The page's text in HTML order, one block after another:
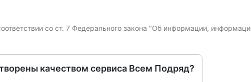
со ст. 7 Федерального закона "Об информации,
качеством сервиса Всем Подряд?